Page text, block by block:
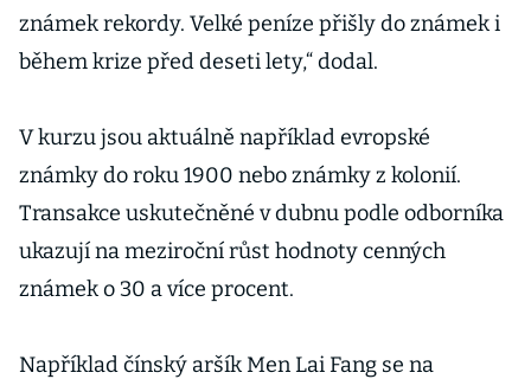
známek rekordy. Velké peníze přišly do známek i
během krize před deseti lety,“ dodal.
V kurzu jsou aktuálně například evropské
známky do roku 1900 nebo známky z kolonií.
Transakce uskutečněné v dubnu podle odborníka
ukazují na meziroční růst hodnoty cenných
známek o 30 a více procent.
Například čínský aršík Men Lai Fang se na